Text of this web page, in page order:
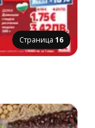
Страница 16